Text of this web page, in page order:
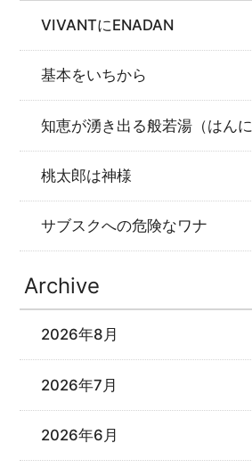
VIVANTにENADAN
基本をいちから
知恵が湧き出る般若湯（はんに
桃太郎は神様
サブスクへの危険なワナ
Archive
2026年8月
2026年7月
2026年6月